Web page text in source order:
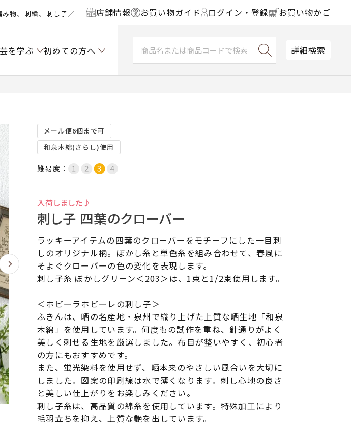
物、刺繍、刺し子／ 店舗情報 お買い物ガイド ログイン・登録 お買い物かご
を学ぶ 初めての方へ 詳細検索
メール便6個まで可
和泉木綿(さらし)使用
難易度：
入荷しました♪
刺し子 四葉のクローバー
ラッキーアイテムの四葉のクローバーをモチーフにした一目刺
しのオリジナル柄。ぼかし糸と単色糸を組み合わせて、春風に
そよぐクローバーの色の変化を表現します。
刺し子糸 ぼかしグリーン＜203＞は、1束と1/2束使用します。
＜ホビーラホビーレの刺し子＞
ふきんは、晒の名産地・泉州で織り上げた上質な晒生地「和泉
木綿」を使用しています。何度もの試作を重ね、針通りがよく
美しく刺せる生地を厳選しました。布目が整いやすく、初心者
の方にもおすすめです。
また、蛍光染料を使用せず、晒本来のやさしい風合いを大切に
しました。図案の印刷線は水で薄くなります。刺し心地の良さ
と美しい仕上がりをお楽しみください。
刺し子糸は、高品質の綿糸を使用しています。特殊加工により
毛羽立ちを抑え、上質な艶を出しています。